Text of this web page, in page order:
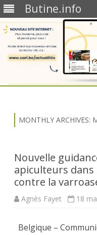
Butine.info
MONTHLY ARCHIVES:
Nouvelle
apiculteurs dans
contre la
Agnès Fayet 18
Belgique –